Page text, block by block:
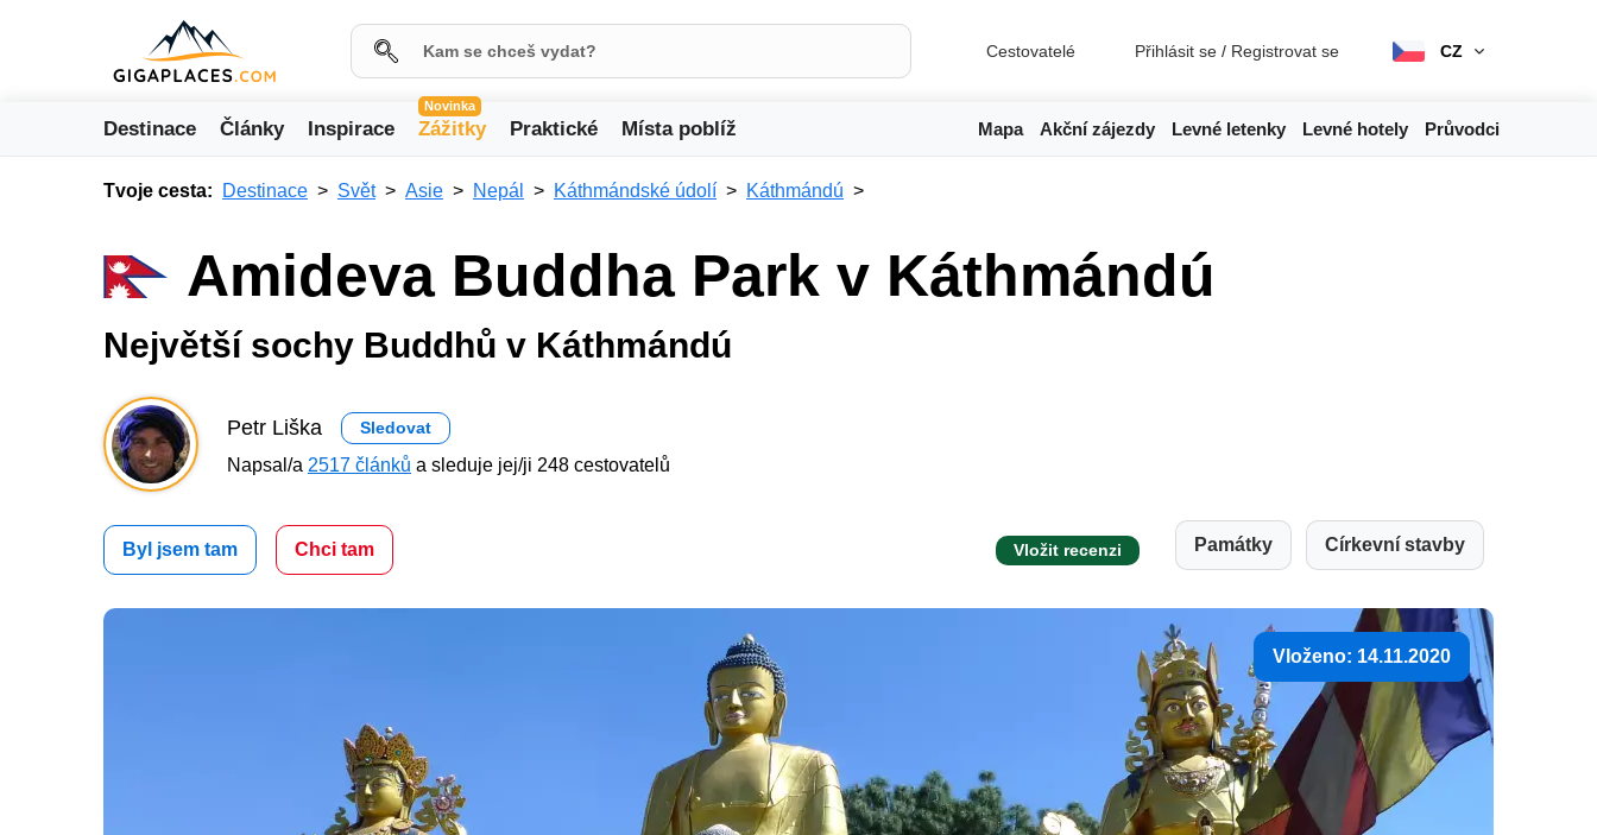
Cestovatelé Přihlásit se / Registrovat se CZ
Destinace Články Inspirace
Novinka
Zážitky Praktické Místa poblíž Mapa Akční zájezdy Levné letenky Levné hotely Průvodci
Tvoje cesta: Destinace Svět Asie Nepál Káthmándské údolí Káthmándú
Amideva Buddha Park v Káthmándú
Největší sochy Buddhů v Káthmándú
Petr Liška Sledovat
Napsal/a 2517 článků a sleduje jej/ji 248 cestovatelů
Byl jsem tam Chci tam Vložit recenzi Památky Církevní stavby
Vloženo: 14.11.2020